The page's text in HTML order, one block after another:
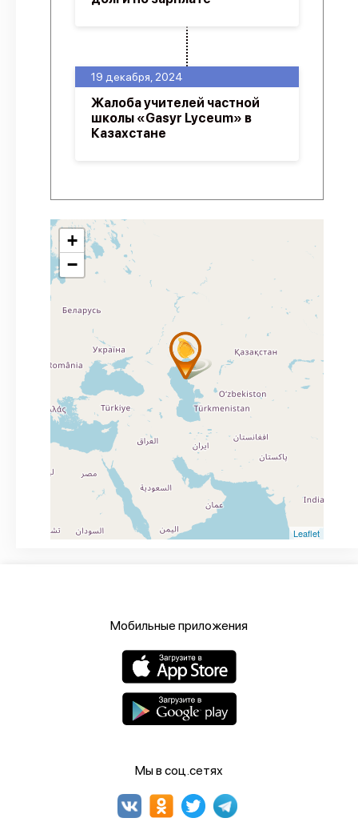
19 декабря, 2024
Жалоба учителей частной
школы «Gasyr Lyceum» в
Казахстане
+
−
Leaflet
Мобильные приложения
Мы в соц.сетях